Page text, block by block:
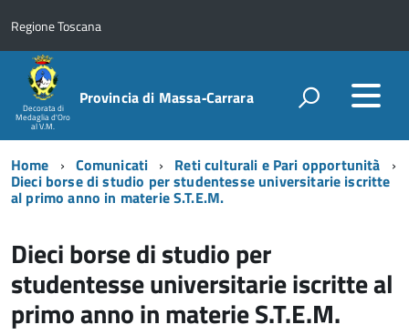
Regione Toscana
Decorata di
Medaglia d'Oro
al V.M.
Provincia di Massa‑Carrara
Home Comunicati Reti culturali e Pari opportunità
Dieci borse di studio per studentesse universitarie iscritte
al primo anno in materie S.T.E.M.
Dieci borse di studio per
studentesse universitarie iscritte al
primo anno in materie S.T.E.M.